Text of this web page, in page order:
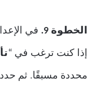
الخطوة 9. في
إذا كنت ترغب في “
محددة مسبقًا. ثم حدد